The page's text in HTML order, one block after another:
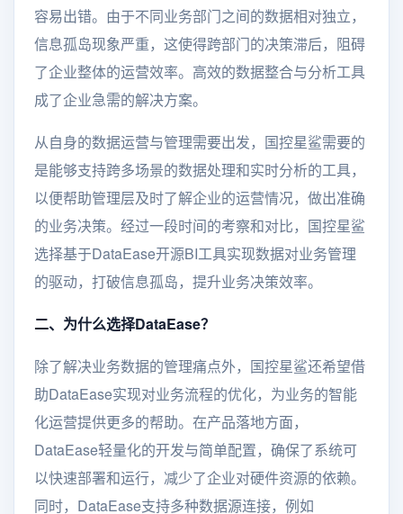
容易出错。由于不同业务部门之间的数据相对独立，
信息孤岛现象严重，这使得跨部门的决策滞后，阻碍
了企业整体的运营效率。高效的数据整合与分析工具
成了企业急需的解决方案。
从自身的数据运营与管理需要出发，国控星鲨需要的
是能够支持跨多场景的数据处理和实时分析的工具，
以便帮助管理层及时了解企业的运营情况，做出准确
的业务决策。经过一段时间的考察和对比，国控星鲨
选择基于DataEase开源BI工具实现数据对业务管理
的驱动，打破信息孤岛，提升业务决策效率。
二、为什么选择DataEase？
除了解决业务数据的管理痛点外，国控星鲨还希望借
助DataEase实现对业务流程的优化，为业务的智能
化运营提供更多的帮助。在产品落地方面，
DataEase轻量化的开发与简单配置，确保了系统可
以快速部署和运行，减少了企业对硬件资源的依赖。
同时，DataEase支持多种数据源连接，例如